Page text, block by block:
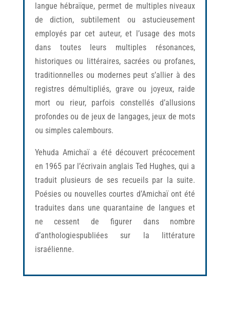
langue hébraïque, permet de multiples niveaux
de diction, subtilement ou astucieusement
employés par cet auteur, et l’usage des mots
dans toutes leurs multiples résonances,
historiques ou littéraires, sacrées ou profanes,
traditionnelles ou modernes peut s’allier à des
registres démultipliés, grave ou joyeux, raide
mort ou rieur, parfois constellés d’allusions
profondes ou de jeux de langages, jeux de mots
ou simples calembours.
Yehuda Amichaï a été découvert précocement
en 1965 par l’écrivain anglais Ted Hughes, qui a
traduit plusieurs de ses recueils par la suite.
Poésies ou nouvelles courtes d’Amichaï ont été
traduites dans une quarantaine de langues et
ne cessent de figurer dans nombre
d’anthologiespubliées sur la littérature
israélienne.